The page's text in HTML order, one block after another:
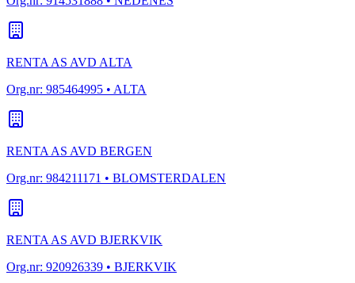
RENTA AS AVD ALTA
Org.nr: 985464995 • ALTA
RENTA AS AVD BERGEN
Org.nr: 984211171 • BLOMSTERDALEN
RENTA AS AVD BJERKVIK
Org.nr: 920926339 • BJERKVIK